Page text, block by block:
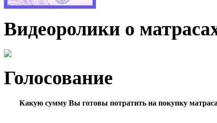
Видеоролики о
Голосование
Какую сумму Вы готовы потратить на покупку